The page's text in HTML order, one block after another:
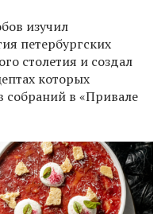
изучил
петербургских
столетия и создал
которых
собраний в «Привале